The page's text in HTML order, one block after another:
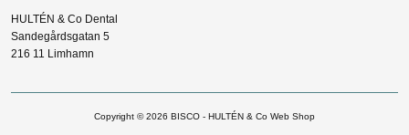
HULTÉN & Co Dental
Sandegårdsgatan 5
216 11 Limhamn
Copyright © 2026 BISCO - HULTÉN & Co Web Shop